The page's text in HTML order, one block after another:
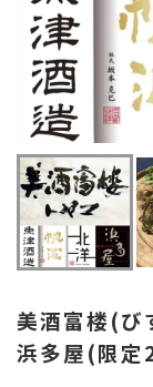
美酒富楼(
浜多屋(限定